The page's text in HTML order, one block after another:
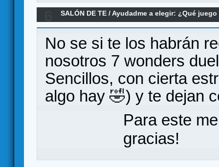
SALÓN DE TE /Ayudadme a elegir: ¿Qué
No se si te los habrán
nosotros 7 wonders
Sencillos, con cierta
algo hay 🤣) y te dejan
Para este
gracias!